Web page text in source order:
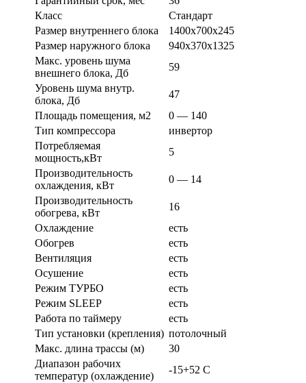
Класс
Стандарт
Размер внутреннего блока
1400х700х245
Размер наружного блока
940х370х1325
Макс. уровень шума
внешнего блока, Дб
59
Уровень шума внутр.
блока, Дб
47
Площадь помещения, м2
0 — 140
Тип компрессора
инвертор
Потребляемая
мощность,кВт
5
Производительность
охлаждения, кВт
0 — 14
Производительность
обогрева, кВт
16
Охлаждение
есть
Обогрев
есть
Вентиляция
есть
Осушение
есть
Режим ТУРБО
есть
Режим SLEEP
есть
Работа по таймеру
есть
Тип установки (крепления) потолочный
Макс. длина трассы (м)
30
Диапазон рабочих
температур (охлаждение)
-15+52 С